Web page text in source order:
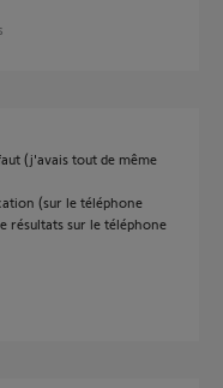
(j'avais tout de même
(sur le téléphone
résultats sur le téléphone